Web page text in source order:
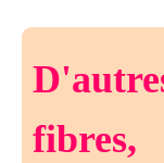
fibres,